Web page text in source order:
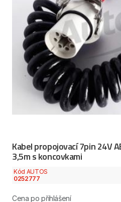
Kabel propojovací 7pin 24V
3,5m s koncovkami
Kód AUTOS
0252777
Cena po přihlášení